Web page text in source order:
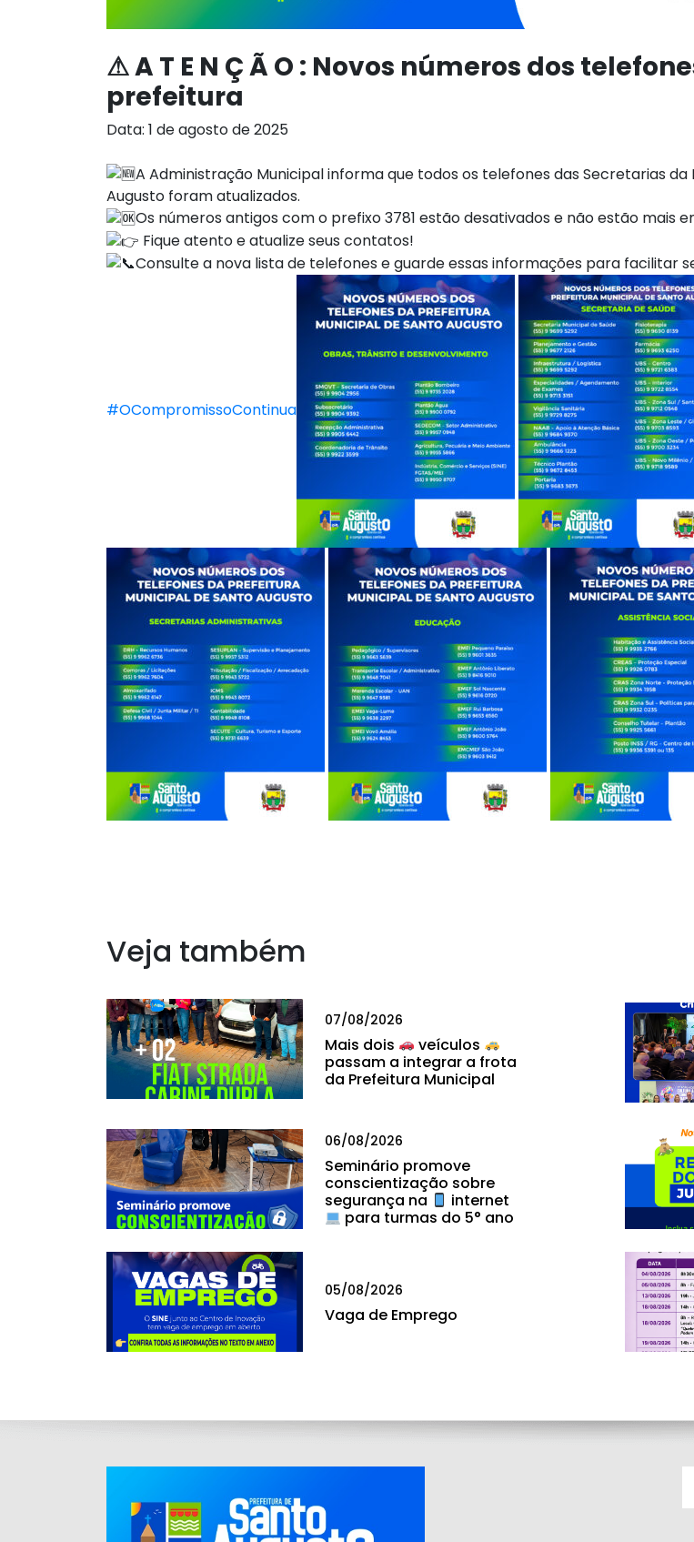
⚠ A T E N Ç Ã O : Novos números dos
prefeitura
Data: 1 de agosto de 2025
A Administração Municipal informa que todos os telefones das Secretarias
Augusto foram atualizados.
Os números antigos com o prefixo 3781 estão desativados e não estão mais
Fique atento e atualize seus contatos!
Consulte a nova lista de telefones e guarde essas informações para facilitar
#OCompromissoContinua
Veja também
07/08/2026
Mais dois
veículos
passam a integrar a frota
da Prefeitura Municipal
06/08/2026
Seminário promove
conscientização sobre
segurança na
internet
para turmas do 5° ano
05/08/2026
Vaga de Emprego